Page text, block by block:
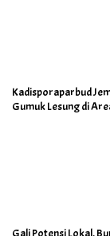
Kadisporaparbud
Gumuk Lesung di
Gali Potensi Lokal,